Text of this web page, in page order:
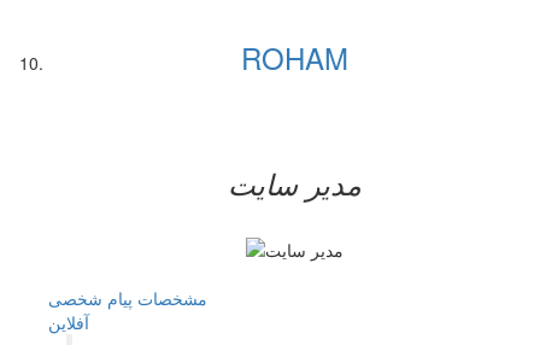
ROHAM
مدیر سایت
مشخصات پیام شخصی
آفلاين